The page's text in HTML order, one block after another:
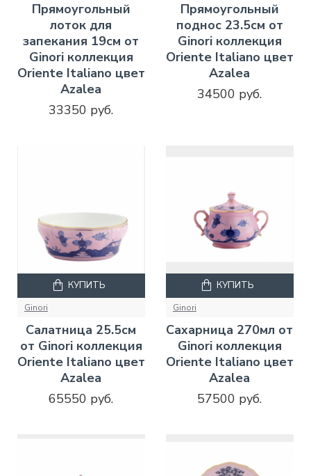
Прямоугольный
лоток для
запекания 19см от
Ginori коллекция
Oriente Italiano цвет
Azalea
33350 руб.
Прямоугольный
поднос 23.5см от
Ginori коллекция
Oriente Italiano цвет
Azalea
34500 руб.
Ginori
Салатница 25.5см
от Ginori коллекция
Oriente Italiano цвет
Azalea
65550 руб.
КУПИТЬ
Ginori
Сахарница 270мл от
Ginori коллекция
Oriente Italiano цвет
Azalea
57500 руб.
КУПИТЬ